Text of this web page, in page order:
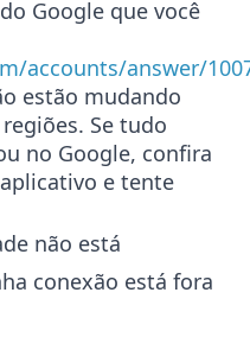
Google que você
accounts/answer/
estão mudando
Se tudo
no Google, confira
e tente
não está
conexão está fora